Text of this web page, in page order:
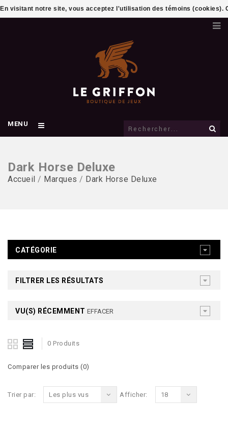
MENU
Dark Horse Deluxe
Accueil / Marques / Dark Horse Deluxe
CATÉGORIE
FILTRER LES RÉSULTATS
VU(S) RÉCEMMENT EFFACER
0 Produits
Comparer les produits (0)
Trier par: Les plus vus Afficher: 18
En visitant notre site, vous acceptez l'utilisation des témoins